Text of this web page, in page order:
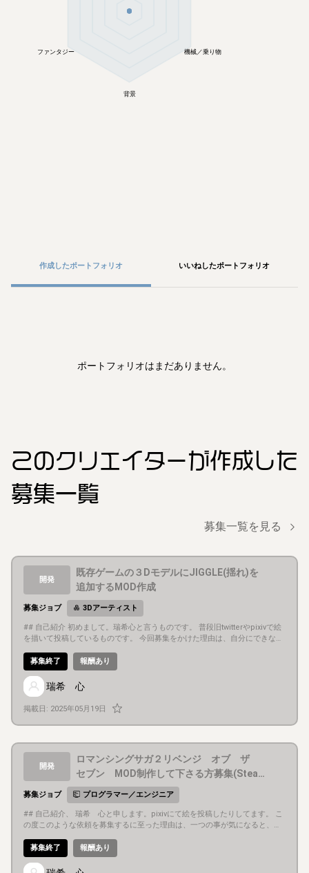
機械／乗り物
背景
ファンタジー
作成したポートフォリオ いいねしたポートフォリオ
ポートフォリオはまだありません。
このクリエイターが作成した
募集一覧
募集一覧を見る
開発
既存ゲームの３DモデルにJIGGLE(揺れ)を
追加するMOD作成
募集ジョブ 3Dアーティスト
## 自己紹介 初めまして。瑞希心と言うものです。 普段旧twitterやpixivで絵
を描いて投稿しているものです。 今回募集をかけた理由は、自分にできない
集概要 募集内容に関しては既存ゲームのモデルにJIGGLE(物理揺れ)を追加す
る作業になります。 上記の理由からUE(アンリアルエンジン)やBlenderに慣
れている方、スプリングコントローラを使ってJIGGLEを追加できる方を募集
します。 既存ゲームモデルにJIGGLEを追加する形なのでファイル構造など
に詳しい方の方が良いと思います。 モデル作成ではなくあくまで既存の３D
モデル(キャラクター)に揺れを追加する作業です。 複数のモデルになります
。 一部モデルのパーツを削除して頂く作業もあります。 期限は一か月くらい
で発表したりは基本的考えておりません。 元の作者様がおられるので、もし
作者様の名義で配布、もしくは配布許可を下さった場合に限り配布するかも
知れませんが、基本的に私や製作者様の名前は出さないような形になると思
います。 ## ゲーム内容 どんなゲームを作るのか説明しましょう。 画像もあ
れば、フォームの「イメージ画像」欄から添付しましょう。 動画は添付でき
ませんが、YouTubeなどのURLを記載して誘導することは可能です。 ## 担
当いただきたい作業 上記でも触れたとおりUEやBlenderを使ってJIGGLEを
指定したモデルにに追加して頂く作業になります。 内容が内容なので詳しく
はお受けして頂いた後お伝えする形になります。 依頼を受けるかどうかは詳
細をお伝えした後で決めて頂く形になります。 ただ募集して頂いた時点で当
募集に関しての守秘義務に同意して頂いたものとします。 なので上記の点に
募集終了 報酬あり
瑞希 心
掲載日: 2025年05月19日
開発
ロマンシングサガ２リベンジ オブ ザ
セブン MOD制作して下さる方募集(Stea
m版)
募集ジョブ プログラマー／エンジニア
## 自己紹介、 瑞希 心と申します。pixivにて絵を投稿したりしてます。 こ
の度このような依頼を募集するに至った理由は、一つの事が気になると、そ
概要 基本的に装備の数値変更や技、術の数値変更などがメインになるのでプ
ログラマー募集になっております。 修正したい箇所はかなりの量になるので
、ある程度まとまった時間を取れる方が良いかと思います。 そのため一人の
募集終了 報酬あり